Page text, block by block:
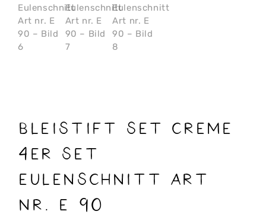
Bleistift Set creme
4er Set
Eulenschnitt Art
nr. E 90